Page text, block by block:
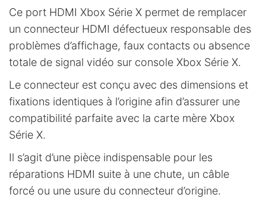
Ce port HDMI Xbox Série X permet de remplacer
un connecteur HDMI défectueux responsable des
problèmes d’affichage, faux contacts ou absence
totale de signal vidéo sur console Xbox Série X.
Le connecteur est conçu avec des dimensions et
fixations identiques à l’origine afin d’assurer une
compatibilité parfaite avec la carte mère Xbox
Série X.
Il s’agit d’une pièce indispensable pour les
réparations HDMI suite à une chute, un câble
forcé ou une usure du connecteur d’origine.